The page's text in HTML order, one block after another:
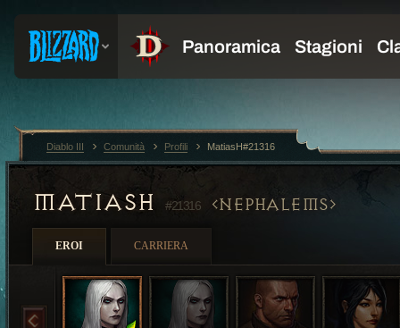
MATIASH #21316 NEPHALEMS
EROI CARRIERA
Diablo III Comunità Profili MatiasH#21316